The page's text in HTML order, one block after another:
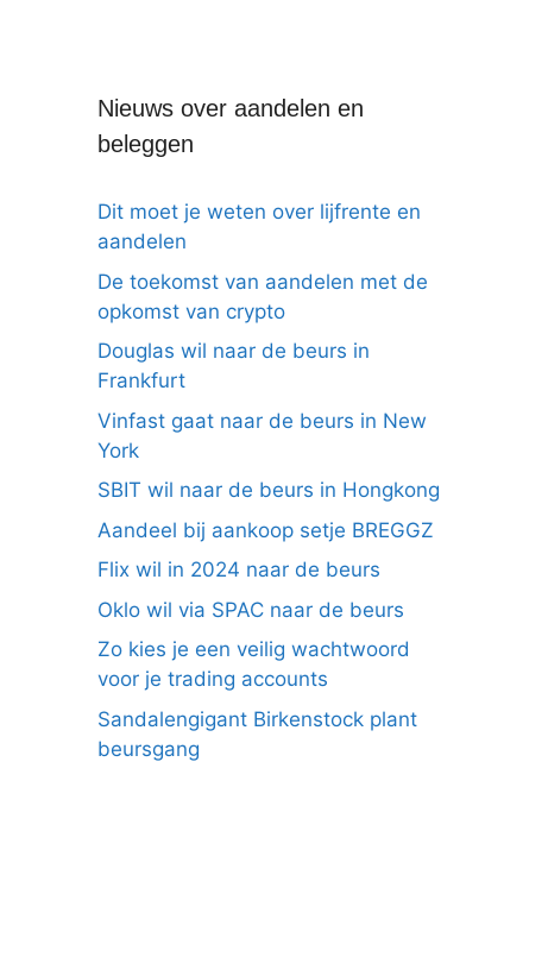
Nieuws over aandelen en
beleggen
Dit moet je weten over lijfrente en
aandelen
De toekomst van aandelen met de
opkomst van crypto
Douglas wil naar de beurs in
Frankfurt
Vinfast gaat naar de beurs in New
York
SBIT wil naar de beurs in Hongkong
Aandeel bij aankoop setje BREGGZ
Flix wil in 2024 naar de beurs
Oklo wil via SPAC naar de beurs
Zo kies je een veilig wachtwoord
voor je trading accounts
Sandalengigant Birkenstock plant
beursgang